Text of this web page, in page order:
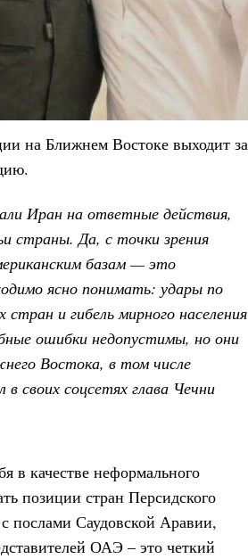
на Ближнем Востоке выходит за
Иран на ответные действия,
страны. Да, с точки зрения
базам — это
ясно понимать: удары по
и гибель мирного населения
ошибки недопустимы, но они
Востока, в том числе
своих соцсетях глава Чечни
в качестве неформального
позиции стран Персидского
послами Саудовской Аравии,
ОАЭ – это четкий